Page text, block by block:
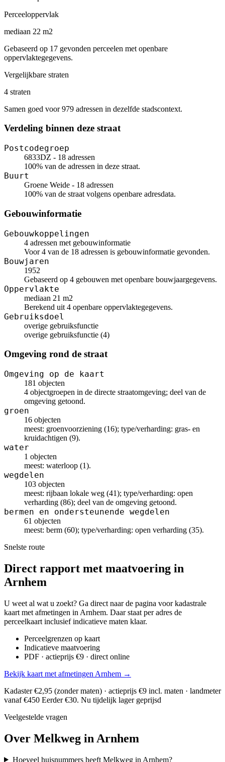
Perceeloppervlak
mediaan 22 m2
Gebaseerd op 17 gevonden perceelen met openbare
oppervlaktegegevens.
Vergelijkbare straten
4 straten
Samen goed voor 979 adressen in dezelfde stadscontext.
Verdeling binnen deze straat
Postcodegroep
6833DZ - 18 adressen
100% van de adressen in deze straat.
Buurt
Groene Weide - 18 adressen
100% van de straat volgens openbare adresdata.
Gebouwinformatie
Gebouwkoppelingen
4 adressen met gebouwinformatie
Voor 4 van de 18 adressen is gebouwinformatie gevonden.
Bouwjaren
1952
Gebaseerd op 4 gebouwen met openbare bouwjaargegevens.
Oppervlakte
mediaan 21 m2
Berekend uit 4 openbare oppervlaktegegevens.
Gebruiksdoel
overige gebruiksfunctie
overige gebruiksfunctie (4)
Omgeving rond de straat
Omgeving op de kaart
181 objecten
4 objectgroepen in de directe straatomgeving; deel van de
omgeving getoond.
groen
16 objecten
meest: groenvoorziening (16); type/verharding: gras- en
kruidachtigen (9).
water
1 objecten
meest: waterloop (1).
wegdelen
103 objecten
meest: rijbaan lokale weg (41); type/verharding: open
verharding (86); deel van de omgeving getoond.
bermen en ondersteunende wegdelen
61 objecten
meest: berm (60); type/verharding: open verharding (35).
Snelste route
Direct rapport met maatvoering in
Arnhem
U weet al wat u zoekt? Ga direct naar de pagina voor kadastrale
kaart met afmetingen in Arnhem. Daar staat per adres de
perceelkaart inclusief indicatieve maten klaar.
Perceelgrenzen op kaart
Indicatieve maatvoering
PDF · actieprijs €9 · direct online
Bekijk kaart met afmetingen Arnhem →
Kadaster €2,95 (zonder maten) · actieprijs €9 incl. maten · landmeter
vanaf €450 Eerder €30. Nu tijdelijk lager geprijsd
Veelgestelde vragen
Over Melkweg in Arnhem
Hoeveel huisnummers heeft Melkweg in Arnhem?